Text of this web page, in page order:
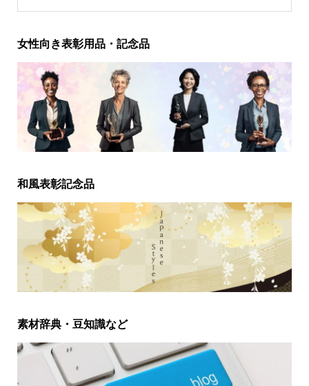
女性向き表彰用品・記念品
和風表彰記念品
素材辞典・豆知識など